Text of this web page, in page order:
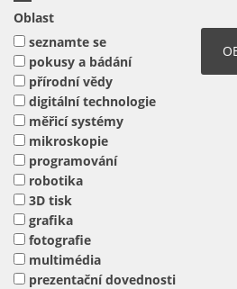
Oblast
seznamte se
pokusy a bádání
přírodní vědy
digitální technologie
měřicí systémy
mikroskopie
programování
robotika
3D tisk
grafika
fotografie
multimédia
prezentační dovednosti